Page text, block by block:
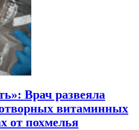
Врач развеяла
витаминных
от похмелья